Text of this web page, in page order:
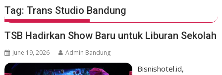
Tag:Trans Studio Bandung
TSB Hadirkan Show Baru untuk Liburan Sekolah
June 19, 2026 Admin Bandung
Bisnishotel.id,